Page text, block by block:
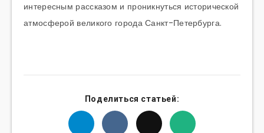
интересным рассказом и проникнуться исторической
атмосферой великого города Санкт-Петербурга.
Поделиться статьей: